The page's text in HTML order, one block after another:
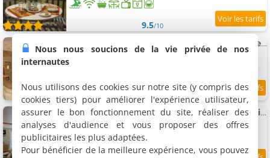
9.5/10
Aux portes de l’Aubrac, maison dans un hameau
Gîte de groupe, 115 m²
9.2/10
Appartement "Au Cocon de la Tour des Jacobins"
Appartement, 40 m²
4 personnes, 1 chambre, 1 salle de bains
Nous nous soucions de la vie privée de nos
internautes
Nous utilisons des cookies sur notre site (y compris des
cookies tiers) pour améliorer l'expérience utilisateur,
assurer le bon fonctionnement du site, réaliser des
analyses d'audience et vous proposer des offres
publicitaires les plus adaptées.
Pour bénéficier de la meilleure expérience, vous pouvez